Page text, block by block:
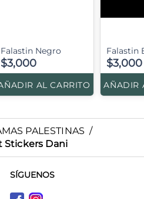
Falastin Negro
$3,000
AL CARRITO
Falastin
$3,000
AÑADIR
PALESTINAS /
Stickers Dani
SÍGUENOS